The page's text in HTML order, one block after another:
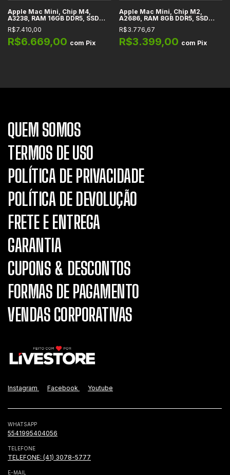
Apple Mac Mini, Chip M4,
A3238, RAM 16GB DDR5, SSD
512GB, WiFi 6E + Bluetooth 5.3,
Thunderbolt 4, HDMI, USB-C -
MU9E3LL/A
R$7.410,00
R$6.669,00 com Pix
Apple Mac Mini, Chip M2,
A2686, RAM 8GB DDR5, SSD
256GB, WiFi 6E + Bluetooth 5.3,
Thunderbolt 4, HDMI, USB-C -
MMFJ3LL/A
R$3.776,67
R$3.399,00 com Pix
QUEM SOMOS
TERMOS DE USO
POLÍTICA DE PRIVACIDADE
POLÍTICA DE DEVOLUÇÃO
FRETE E ENTREGA
GARANTIA
CUPONS & DESCONTOS
FORMAS DE PAGAMENTO
VENDAS CORPORATIVAS
Instagram Facebook Youtube
WHATSAPP
5541995404056
TELEFONE
TELEFONE: (41) 3078-5777
E-MAIL